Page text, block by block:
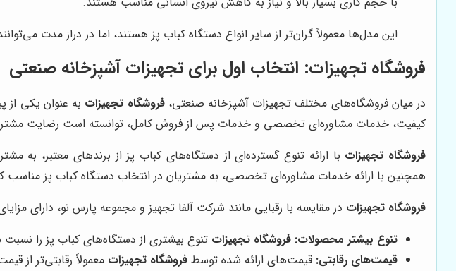
این مدل‌ها معمولاً گران‌تر از سایر انواع دستگاه کباب پز هستند، اما در دراز مدت
فروشگاه تجهیزات: انتخاب اول برای تجهیزات آشپزخانه صنعتی
در میان فروشگاه‌های مختلف تجهیزات آشپزخانه صنعتی،فروشگاه تجهیزات به عنوان یکی از
کیفیت، خدمات مشاوره‌ای تخصصی و خدمات پس از فروش کامل، توانسته است رضایت
فروشگاه تجهیزات با ارائه تنوع گسترده‌ای از دستگاه‌های کباب پز از برندهای معتبر، به
همچنین با ارائه خدمات مشاوره‌ای تخصصی، به مشتریان در انتخاب دستگاه کباب پز
فروشگاه تجهیزات در مقایسه با رقبایی مانند شرکت آلفا تجهیز و مجموعه پارس نو، دارای
تنوع بیشتر محصولات: فروشگاه تجهیزات تنوع بیشتری از دستگاه‌های کباب پز را نسبت
قیمت‌های رقابتی: قیمت‌های ارائه شده توسط فروشگاه تجهیزات معمولاً رقابتی‌تر از